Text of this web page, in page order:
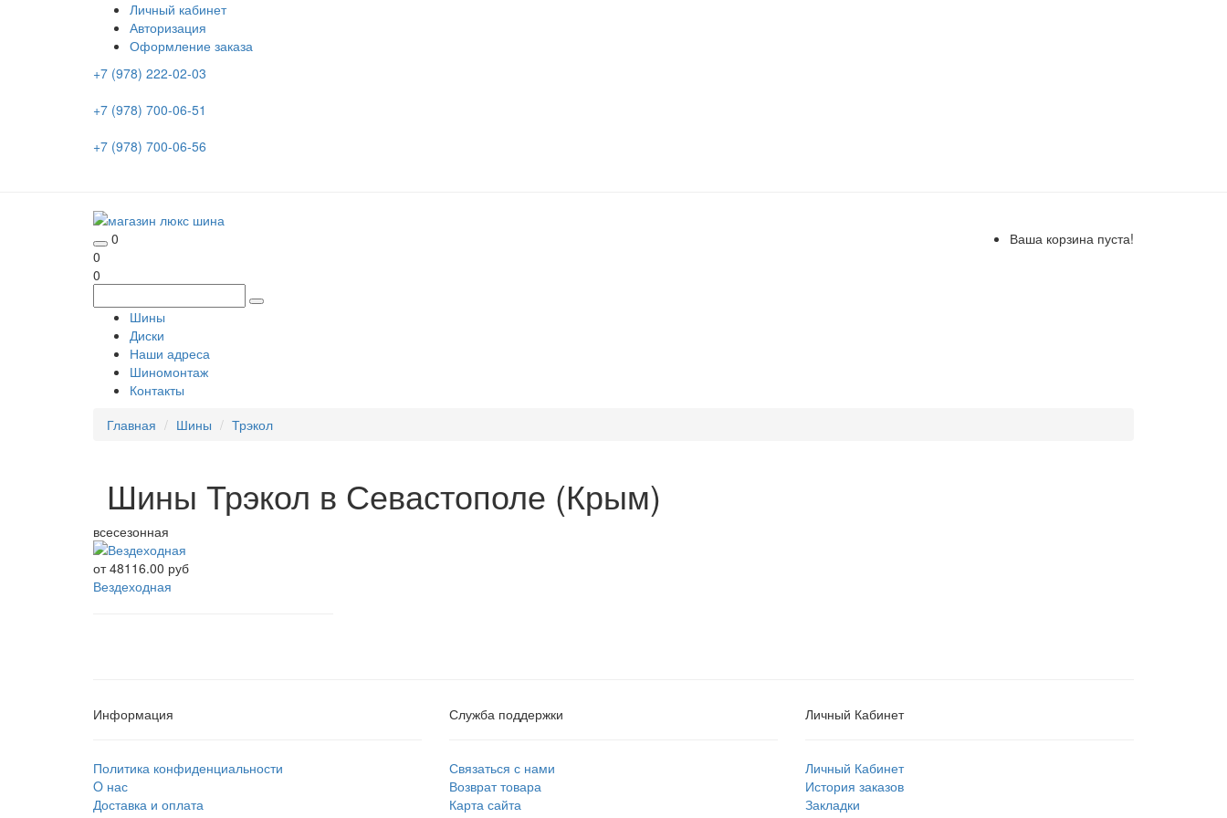
Личный кабинет
Авторизация
Оформление заказа
+7 (978) 222-02-03
+7 (978) 700-06-51
+7 (978) 700-06-56
0
Ваша корзина пуста!
0
0
Шины
Диски
Наши адреса
Шиномонтаж
Контакты
Главная
Шины Трэкол
Шины Трэкол в Севастополе (Крым)
всесезонная
от48116.00 руб
Вездеходная
Информация
Политика конфиденциальности
O нас
Доставка и оплата
Служба поддержки
Связаться с нами
Возврат товара
Карта сайта
Личный Кабинет
Личный Кабинет
История заказов
Закладки